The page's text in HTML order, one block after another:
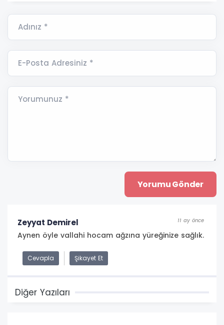
Adınız *
E-Posta Adresiniz *
Yorumunuz *
Zeyyat Demirel 11 ay önce
Aynen öyle vallahi hocam ağzına yüreğinize sağlık.
Cevapla Şikayet Et
Diğer Yazıları